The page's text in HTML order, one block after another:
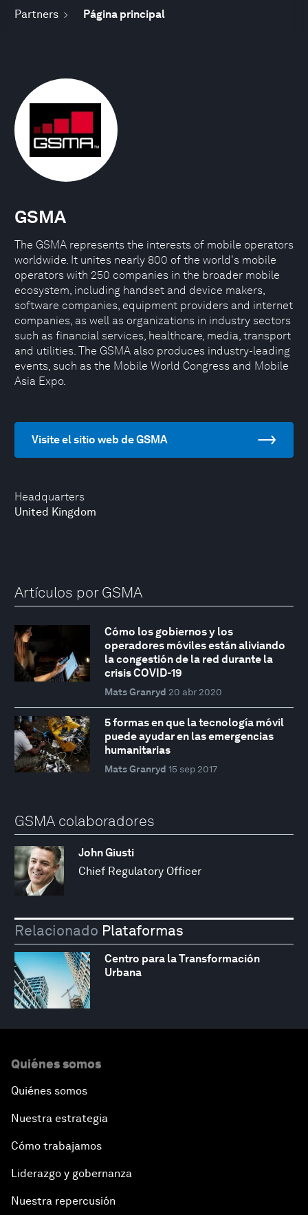
Partners Página principal
Headquarters
United Kingdom
GSMA
The GSMA represents the interests of mobile operators
worldwide. It unites nearly 800 of the world's mobile
operators with 250 companies in the broader mobile
ecosystem, including handset and device makers,
software companies, equipment providers and internet
companies, as well as organizations in industry sectors
such as financial services, healthcare, media, transport
and utilities. The GSMA also produces industry-leading
events, such as the Mobile World Congress and Mobile
Asia Expo.
Visite el sitio web de GSMA
Artículos por GSMA
Cómo los gobiernos y los
operadores móviles están aliviando
la congestión de la red durante la
crisis COVID-19
Mats Granryd 20 abr 2020
5 formas en que la tecnología móvil
puede ayudar en las emergencias
humanitarias
Mats Granryd 15 sep 2017
GSMA colaboradores
John Giusti
Chief Regulatory Officer
Relacionado Plataformas
Centro para la Transformación
Urbana
Quiénes somos
Quiénes somos
Nuestra estrategia
Cómo trabajamos
Liderazgo y gobernanza
Nuestra repercusión